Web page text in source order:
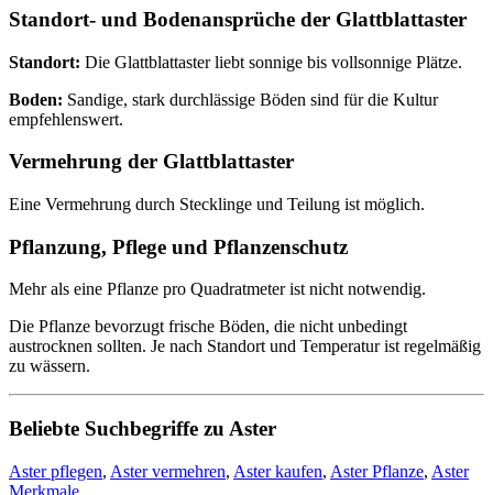
Standort- und Bodenansprüche der Glattblattaster
Standort: Die Glattblattaster liebt sonnige bis vollsonnige Plätze.
Boden: Sandige, stark durchlässige Böden sind für die Kultur
empfehlenswert.
Vermehrung der Glattblattaster
Eine Vermehrung durch Stecklinge und Teilung ist möglich.
Pflanzung, Pflege und Pflanzenschutz
Mehr als eine Pflanze pro Quadratmeter ist nicht notwendig.
Die Pflanze bevorzugt frische Böden, die nicht unbedingt
austrocknen sollten. Je nach Standort und Temperatur ist regelmäßig
zu wässern.
Beliebte Suchbegriffe zu Aster
Aster pflegen, Aster vermehren, Aster kaufen, Aster Pflanze, Aster
Merkmale